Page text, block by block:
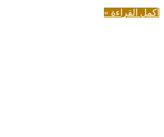
أكمل القراءة »